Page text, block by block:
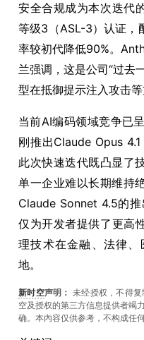
安全合规成为本次迭代
等级3（ASL-3）认证，
率较初代降低90%。
兰强调，这是公司“过去
型在抵御提示注入攻击等
当前AI编码领域竞争已
刚推出Claude Opus
此次快速迭代既凸显了
单一企业难以长期维持
Claude Sonnet 4.5的
仅为开发者提供了更高
理技术在金融、法律
地。
新时空声明： 未经授权，不得
空及授权的第三方信息提供者竭
确。本內容仅供参考，不构成任